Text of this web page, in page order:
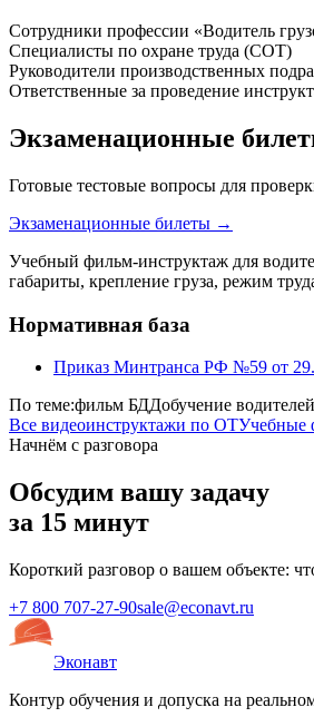
Сотрудники профессии «Водитель
Специалисты по охране труда (СОТ)
Руководители производственных
Ответственные за проведение
Экзаменационные
Готовые тестовые вопросы для
Экзаменационные билеты →
Учебный фильм-инструктаж для
габариты, крепление груза, режим
Нормативная база
Приказ Минтранса РФ №59 от
По теме:фильм БДДобучение водителей
Все видеоинструктажи по ОТУчебные
Начнём с разговора
Обсудим вашу задачу
за 15 минут
Короткий разговор о вашем объекте:
+7 800 707-27-90sale@econavt.ru
Эконавт
Контур обучения и допуска на